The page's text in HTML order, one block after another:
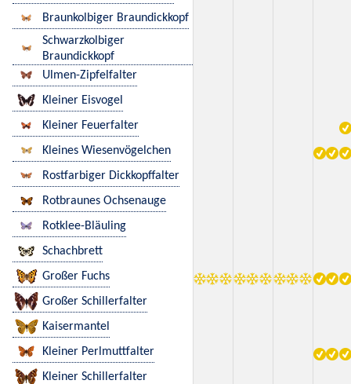
Braunkolbiger Braundickkopf
Schwarzkolbiger
Braundickkopf
Ulmen-Zipfelfalter
Kleiner Eisvogel
Kleiner Feuerfalter
Kleines Wiesenvögelchen
Rostfarbiger Dickkopffalter
Rotbraunes Ochsenauge
Rotklee-Bläuling
Schachbrett
Großer Fuchs
Großer Schillerfalter
Kaisermantel
Kleiner Perlmuttfalter
Kleiner Schillerfalter